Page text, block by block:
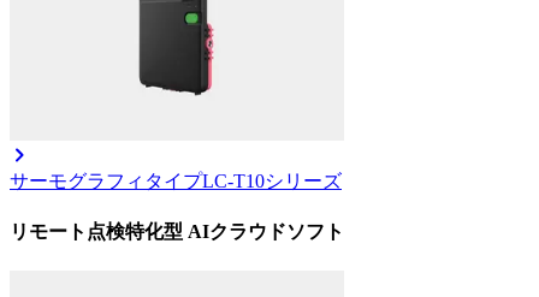
サーモグラフィタイプLC-T10シリーズ
リモート点検特化型 AIクラウドソフト